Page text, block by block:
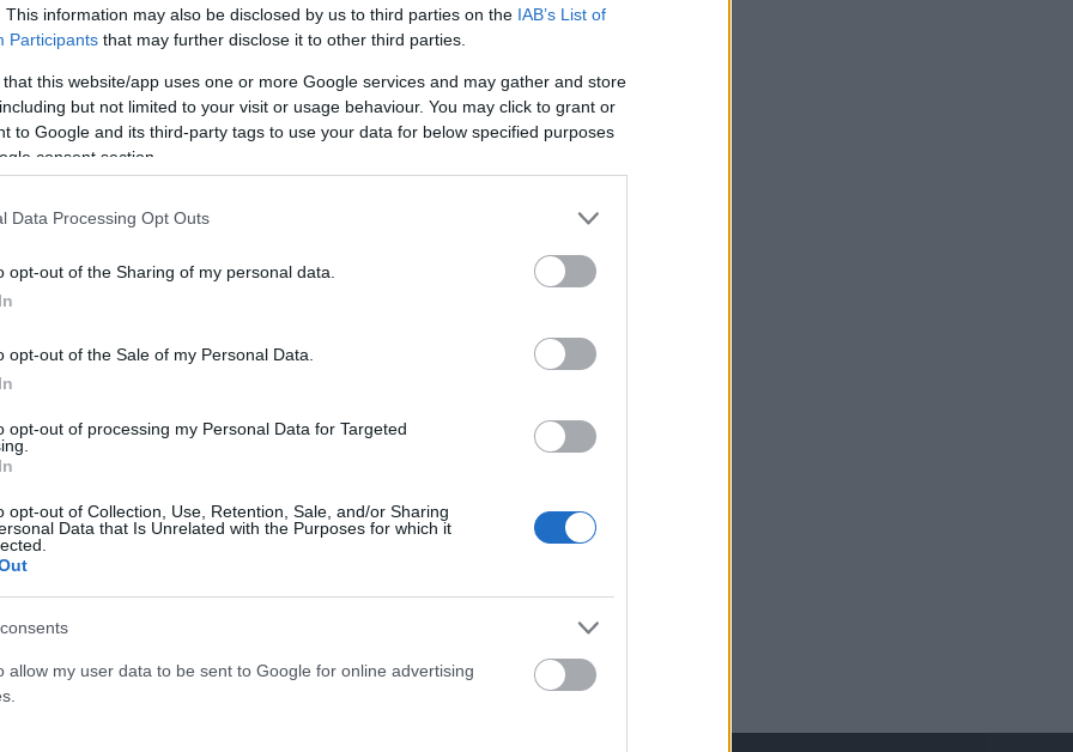
This information may also be disclosed by us to third parties on the IAB’s List of
Participants that may further disclose it to other third parties.
that this website/app uses one or more Google services and may gather and store
but not limited to your visit or usage behaviour. You may click to grant or
to Google and its third-party tags to use your data for below specified purposes
consent section.
Data Processing Opt Outs
opt-out of the Sharing of my personal data.
opt-out of the Sale of my Personal Data.
opt-out of processing my Personal Data for Targeted
opt-out of Collection, Use, Retention, Sale, and/or Sharing
Data that Is Unrelated with the Purposes for which it
allow my user data to be sent to Google for online advertising
της Formula 1 λόγω εξαιρετικών περιστάσεων,…